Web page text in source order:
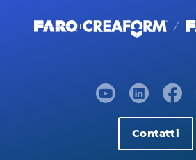
Contatti